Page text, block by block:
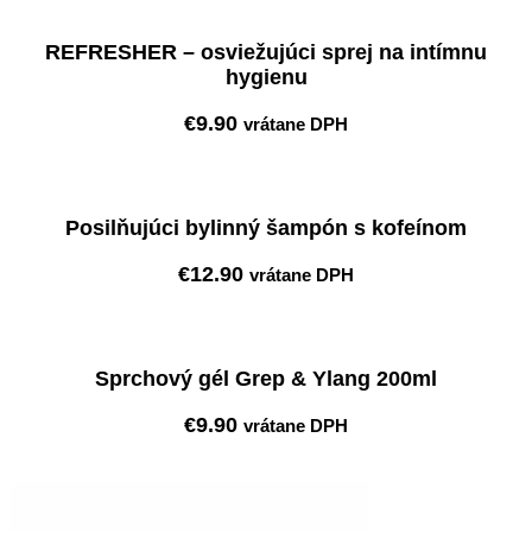
REFRESHER – osviežujúci sprej na intímnu
hygienu
€9.90 vrátane DPH
Posilňujúci bylinný šampón s kofeínom
€12.90 vrátane DPH
Sprchový gél Grep & Ylang 200ml
€9.90 vrátane DPH